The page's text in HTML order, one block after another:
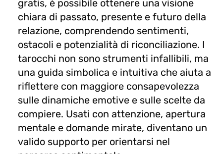
gratis, è possibile ottenere una visione
chiara di passato, presente e futuro della
relazione, comprendendo sentimenti,
ostacoli e potenzialità di riconciliazione. I
tarocchi non sono strumenti infallibili, ma
una guida simbolica e intuitiva che aiuta a
riflettere con maggiore consapevolezza
sulle dinamiche emotive e sulle scelte da
compiere. Usati con attenzione, apertura
mentale e domande mirate, diventano un
valido supporto per orientarsi nel